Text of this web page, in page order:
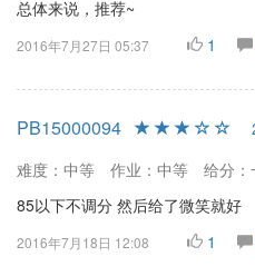
总体来说，推荐~
2016年7月27日 05:37 1
PB15000094
难度：中等
作业：中等 给分：
85以下不调分 然后给了微笑就好
2016年7月18日 12:08 1